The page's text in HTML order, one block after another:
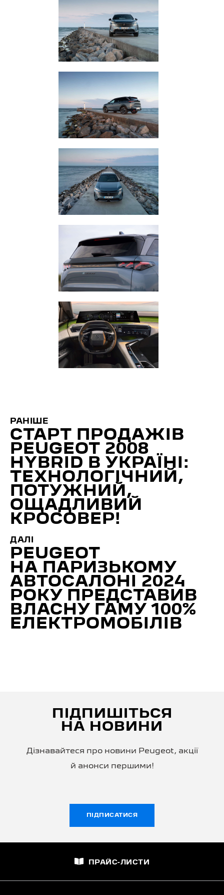
РАНІШЕ
СТАРТ ПРОДАЖІВ
PEUGEOT 2008
HYBRID В УКРАЇНІ:
ТЕХНОЛОГІЧНИЙ,
ПОТУЖНИЙ,
ОЩАДЛИВИЙ
КРОСОВЕР!
ДАЛІ
PEUGEOT
НА ПАРИЗЬКОМУ
АВТОСАЛОНІ 2024
РОКУ ПРЕДСТАВИВ
ВЛАСНУ ГАМУ 100%
ЕЛЕКТРОМОБІЛІВ
ПІДПИШІТЬСЯ
НА НОВИНИ
Дізнавайтеся про новини Peugeot, акції
й анонси першими!
ПІДПИСАТИСЯ
ПРАЙС-ЛИСТИ